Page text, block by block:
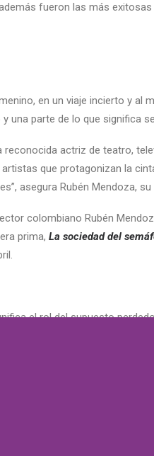
fueron las más
en un viaje incierto y al
una parte de lo que significa
actriz de teatro,
que protagonizan la
asegura Rubén Mendoza, su
colombiano Rubén
prima, La sociedad del
el rol del supuesto